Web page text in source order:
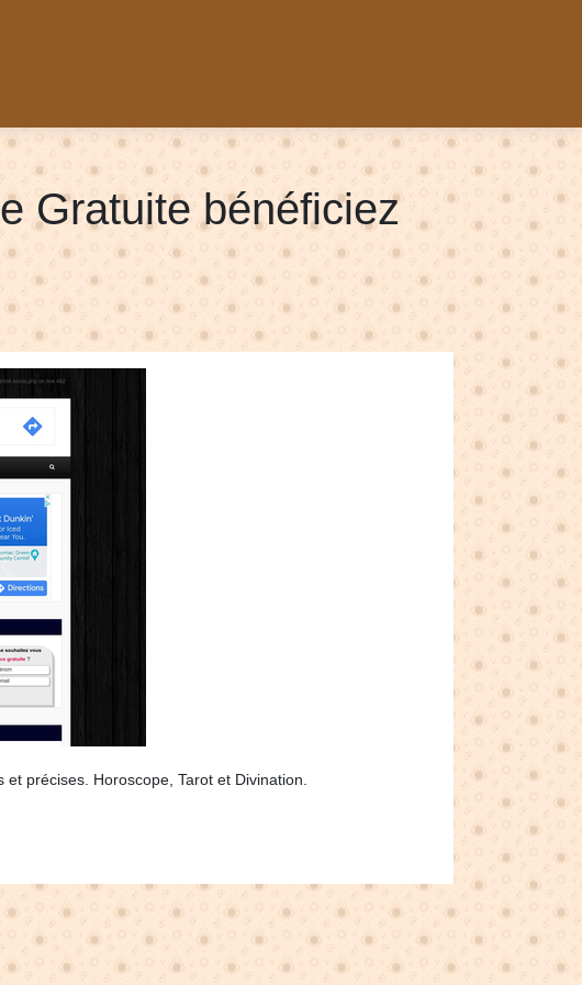
Gratuite bénéficiez
précises. Horoscope, Tarot et Divination.